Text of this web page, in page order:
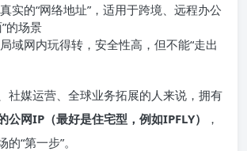
实的“网络地址”，适用于跨境、远程办公
的场景
域网内玩得转，安全性高，但不能“走出
社媒运营、全球业务拓展的人来说，拥有
公网IP（最好是住宅型，例如IPFLY）
，
“第一步”。